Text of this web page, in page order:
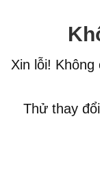
Xin lỗi!
Thử thay